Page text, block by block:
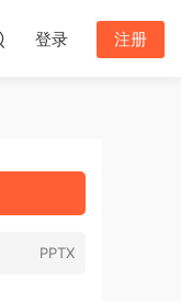
登录 注册
PPTX